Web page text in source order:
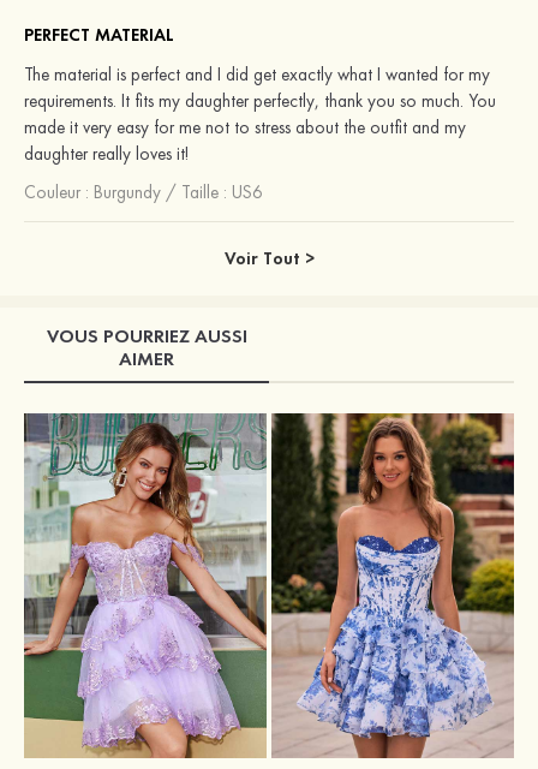
PERFECT MATERIAL
The material is perfect and I did get exactly what I wanted for my
requirements. It fits my daughter perfectly, thank you so much. You
made it very easy for me not to stress about the outfit and my
daughter really loves it!
Couleur : Burgundy / Taille : US6
Voir Tout >
VOUS POURRIEZ AUSSI
AIMER